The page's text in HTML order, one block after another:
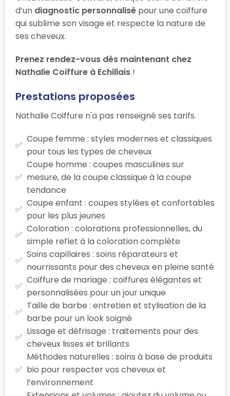
d’un diagnostic personnalisé pour une coiffure
qui sublime son visage et respecte la nature de
ses cheveux.
Prenez rendez-vous dès maintenant chez
Nathalie Coiffure à Echillais !
Prestations proposées
Nathalie Coiffure n'a pas renseigné ses tarifs.
Coupe femme : styles modernes et classiques
pour tous les types de cheveux
Coupe homme : coupes masculines sur
mesure, de la coupe classique à la coupe
tendance
Coupe enfant : coupes stylées et confortables
pour les plus jeunes
Coloration : colorations professionnelles, du
simple reflet à la coloration complète
Soins capillaires : soins réparateurs et
nourrissants pour des cheveux en pleine santé
Coiffure de mariage : coiffures élégantes et
personnalisées pour un jour unique
Taille de barbe : entretien et stylisation de la
barbe pour un look soigné
Lissage et défrisage : traitements pour des
cheveux lisses et brillants
Méthodes naturelles : soins à base de produits
bio pour respecter vos cheveux et
l’environnement